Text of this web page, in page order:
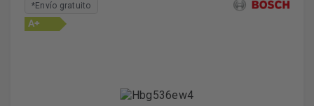
*Envío gratuito
A+